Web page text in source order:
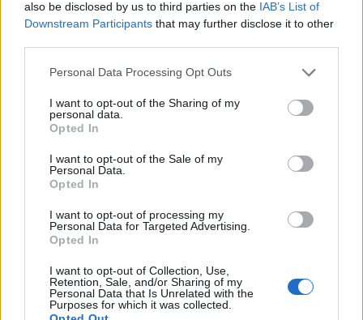
also be disclosed by us to third parties on the IAB’s List of
Downstream Participants that may further disclose it to other
Please note that this website/app uses one or more Google
not limited to your visit or usage behaviour. You may click to
grant or deny consent to Google and its third-party tags to
use your data for below specified purposes in below Google
consent section.
Personal Data Processing Opt Outs
I want to opt-out of the Sharing of my
personal data.
Opted In
I want to opt-out of the Sale of my
Personal Data.
Opted In
I want to opt-out of processing my
Personal Data for Targeted Advertising.
Opted In
I want to opt-out of Collection, Use,
Retention, Sale, and/or Sharing of my
Personal Data that Is Unrelated with the
Purposes for which it was collected.
M L XL
ΠΡΟΣΘΉΚΗ ΣΤΟ ΚΑΛΆΘΙ
✔ Αποστολή εντός 1 εργάσιμης ημέρας
✔ Θα λάβεις SMS/Viber με tracking number
✔ 14 ημέρες επιστροφή
✔ Ασφαλείς πληρωμές